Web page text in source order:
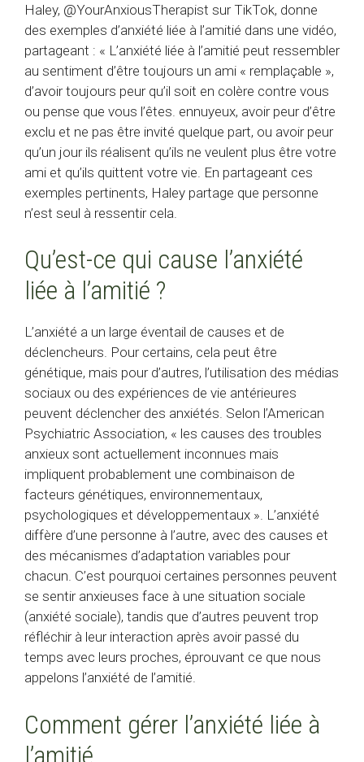
Haley, @YourAnxiousTherapist sur TikTok, donne
des exemples d’anxiété liée à l’amitié dans une vidéo,
partageant : « L’anxiété liée à l’amitié peut ressembler
au sentiment d’être toujours un ami « remplaçable »,
d’avoir toujours peur qu’il soit en colère contre vous
ou pense que vous l’êtes. ennuyeux, avoir peur d’être
exclu et ne pas être invité quelque part, ou avoir peur
qu’un jour ils réalisent qu’ils ne veulent plus être votre
ami et qu’ils quittent votre vie. En partageant ces
exemples pertinents, Haley partage que personne
n’est seul à ressentir cela.
Qu’est-ce qui cause l’anxiété
liée à l’amitié ?
L’anxiété a un large éventail de causes et de
déclencheurs. Pour certains, cela peut être
génétique, mais pour d’autres, l’utilisation des médias
sociaux ou des expériences de vie antérieures
peuvent déclencher des anxiétés. Selon l’American
Psychiatric Association, « les causes des troubles
anxieux sont actuellement inconnues mais
impliquent probablement une combinaison de
facteurs génétiques, environnementaux,
psychologiques et développementaux ». L’anxiété
diffère d’une personne à l’autre, avec des causes et
des mécanismes d’adaptation variables pour
chacun. C’est pourquoi certaines personnes peuvent
se sentir anxieuses face à une situation sociale
(anxiété sociale), tandis que d’autres peuvent trop
réfléchir à leur interaction après avoir passé du
temps avec leurs proches, éprouvant ce que nous
appelons l’anxiété de l’amitié.
Comment gérer l’anxiété liée à
l’amitié